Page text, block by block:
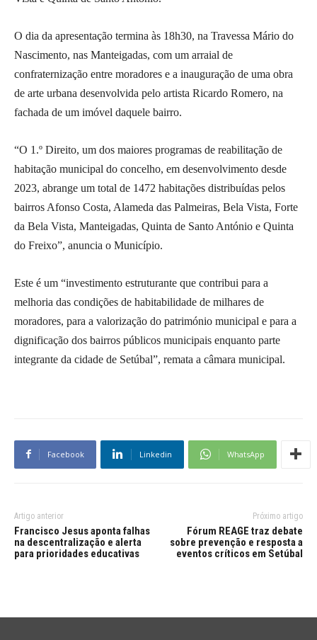
O dia da apresentação termina às 18h30, na Travessa Mário do
Nascimento, nas Manteigadas, com um arraial de
confraternização entre moradores e a inauguração de uma obra
de arte urbana desenvolvida pelo artista Ricardo Romero, na
fachada de um imóvel daquele bairro.
“O 1.º Direito, um dos maiores programas de reabilitação de
habitação municipal do concelho, em desenvolvimento desde
2023, abrange um total de 1472 habitações distribuídas pelos
bairros Afonso Costa, Alameda das Palmeiras, Bela Vista, Forte
da Bela Vista, Manteigadas, Quinta de Santo António e Quinta
do Freixo”, anuncia o Município.
Este é um “investimento estruturante que contribui para a
melhoria das condições de habitabilidade de milhares de
moradores, para a valorização do património municipal e para a
dignificação dos bairros públicos municipais enquanto parte
integrante da cidade de Setúbal”, remata a câmara municipal.
Facebook Linkedin WhatsApp
Artigo anterior
Francisco Jesus aponta falhas
na descentralização e alerta
para prioridades educativas
Próximo artigo
Fórum REAGE traz debate
sobre prevenção e resposta a
eventos críticos em Setúbal